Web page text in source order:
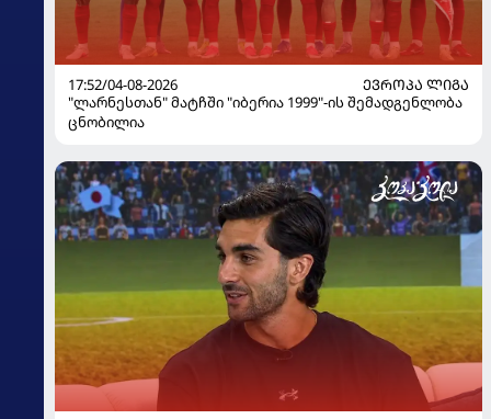
17:52/04-08-2026
ᲔᲕᲠᲝᲞᲐ ᲚᲘᲒᲐ
"ლარნესთან" მატჩში "იბერია 1999"-ის შემადგენლობა
ცნობილია